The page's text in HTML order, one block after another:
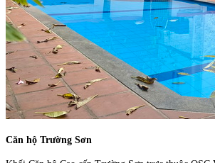
Căn hộ Trường Sơn